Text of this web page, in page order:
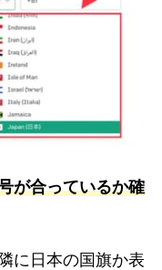
が合っているか確
に日本の国旗か表